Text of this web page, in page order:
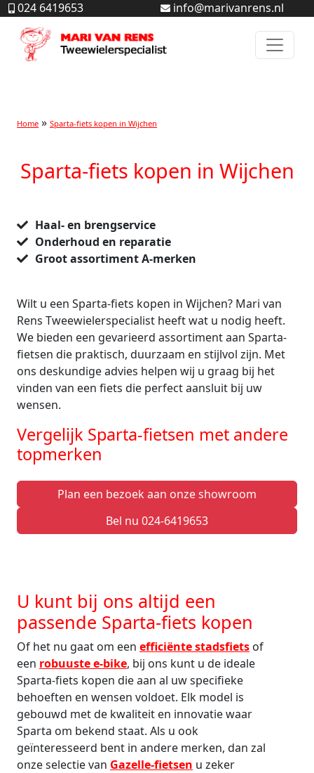
024 6419653 info@marivanrens.nl
Home Sparta-fiets kopen in Wijchen
Sparta-fiets kopen in Wijchen
Haal- en brengservice
Onderhoud en reparatie
Groot assortiment A-merken
Wilt u een Sparta-fiets kopen in Wijchen? Mari van
Rens Tweewielerspecialist heeft wat u nodig heeft.
We bieden een gevarieerd assortiment aan Sparta-
fietsen die praktisch, duurzaam en stijlvol zijn. Met
ons deskundige advies helpen wij u graag bij het
vinden van een fiets die perfect aansluit bij uw
wensen.
Vergelijk Sparta-fietsen met andere
topmerken
Plan een bezoek aan onze showroom
Bel nu 024-6419653
U kunt bij ons altijd een
passende Sparta-fiets kopen
Of het nu gaat om een efficiënte stadsfiets of
een robuuste e-bike, bij ons kunt u de ideale
Sparta-fiets kopen die aan al uw specifieke
behoeften en wensen voldoet. Elk model is
gebouwd met de kwaliteit en innovatie waar
Sparta om bekend staat. Als u ook
geïnteresseerd bent in andere merken, dan zal
onze selectie van Gazelle-fietsen u zeker